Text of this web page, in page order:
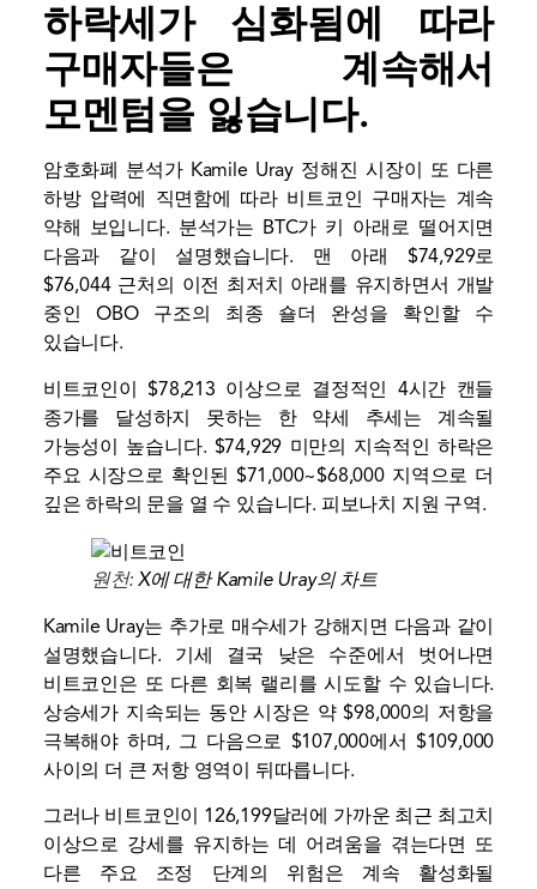
하락세가 심화됨에 따라
구매자들은 계속해서
모멘텀을 잃습니다.
암호화폐 분석가 Kamile Uray 정해진 시장이 또 다른
하방 압력에 직면함에 따라 비트코인 ​​구매자는 계속
약해 보입니다. 분석가는 BTC가 키 아래로 떨어지면
다음과 같이 설명했습니다. 맨 아래
$74,929로
$76,044 근처의 이전 최저치 아래를 유지하면서 개발
중인 OBO 구조의 최종 숄더 완성을 확인할 수
있습니다.
비트코인이 $78,213 이상으로 결정적인 4시간 캔들
종가를 달성하지 못하는 한 약세 추세는 계속될
가능성이 높습니다. $74,929 미만의 지속적인 하락은
주요 시장으로 확인된 $71,000~$68,000 지역으로 더
깊은 하락의 문을 열 수 있습니다. 피보나치 지원 구역.
원천:X에 대한 Kamile Uray의 차트
Kamile Uray는 추가로 매수세가 강해지면 다음과 같이
설명했습니다. 기세 결국 낮은 수준에서 벗어나면
비트코인은 또 다른 회복 랠리를 시도할 수 있습니다.
상승세가 지속되는 동안 시장은 약 $98,000의 저항을
극복해야 하며, 그 다음으로 $107,000에서 $109,000
사이의 더 큰 저항 영역이 뒤따릅니다.
그러나 비트코인이 126,199달러에 가까운 최근 최고치
이상으로 강세를 유지하는 데 어려움을 겪는다면 또
다른 주요 조정 단계의 위험은 계속 활성화될